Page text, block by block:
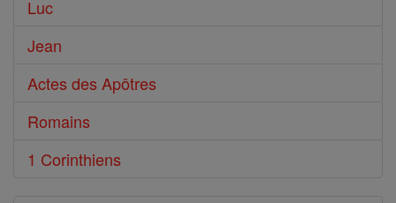
Luc
Jean
Actes des Apôtres
Romains
1 Corinthiens